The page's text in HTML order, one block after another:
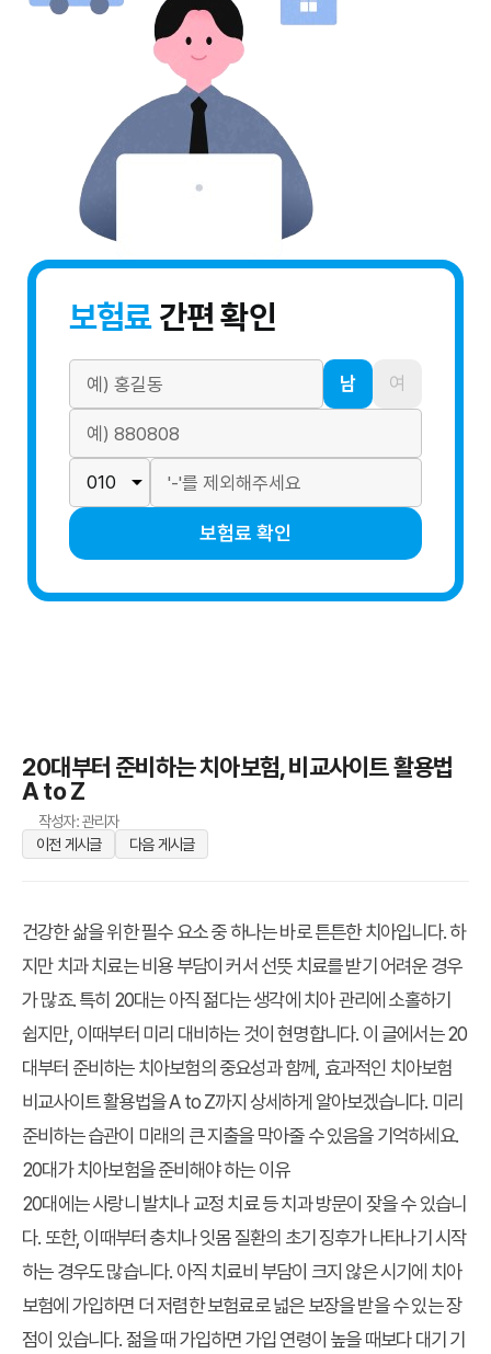
보험료간편 확인
남 여
보험료 확인
20대부터 준비하는 치아보험, 비교사이트 활용법
A to Z
작성자: 관리자
이전 게시글
다음 게시글
건강한 삶을 위한 필수 요소 중 하나는 바로 튼튼한 치아입니다. 하
지만 치과 치료는 비용 부담이 커서 선뜻 치료를 받기 어려운 경우
가 많죠. 특히 20대는 아직 젊다는 생각에 치아 관리에 소홀하기
쉽지만, 이때부터 미리 대비하는 것이 현명합니다. 이 글에서는20
대부터 준비하는 치아보험의 중요성과 함께, 효과적인 치아보험
비교사이트 활용법을 A to Z까지 상세하게 알아보겠습니다. 미리
준비하는 습관이 미래의 큰 지출을 막아줄 수 있음을 기억하세요.
20대가 치아보험을 준비해야 하는 이유
20대에는 사랑니 발치나 교정 치료 등 치과 방문이 잦을 수 있습니
다. 또한, 이때부터 충치나 잇몸 질환의 초기 징후가 나타나기 시작
하는 경우도 많습니다. 아직 치료비 부담이 크지 않은 시기에 치아
보험에 가입하면 더 저렴한 보험료로 넓은 보장을 받을 수 있는 장
점이 있습니다. 젊을 때 가입하면 가입 연령이 높을 때보다 대기 기